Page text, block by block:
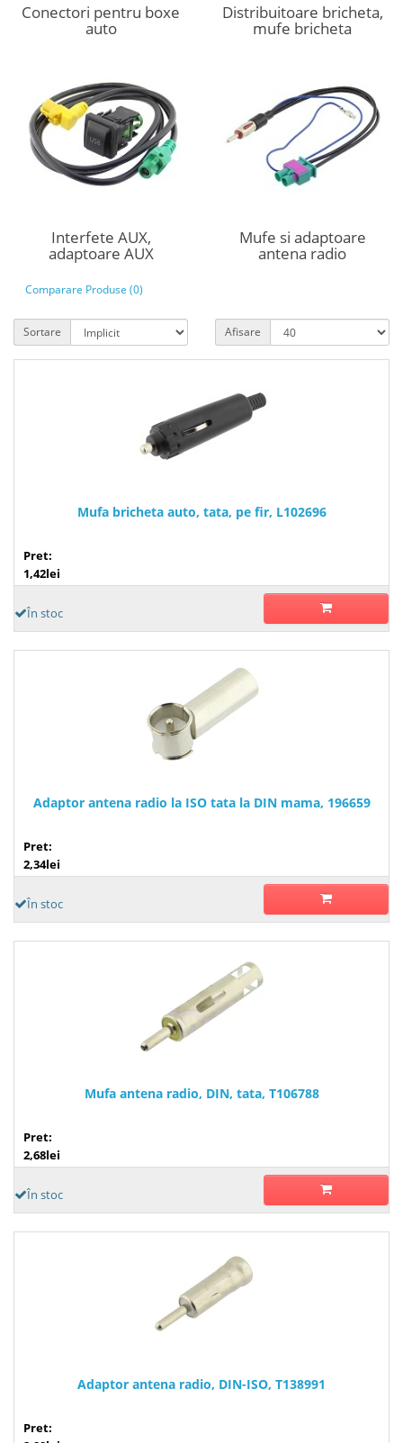
Conectori pentru boxe
auto
Distribuitoare bricheta,
mufe bricheta
Interfete AUX,
adaptoare AUX
Mufe si adaptoare
antena radio
Comparare Produse (0)
Sortare Afisare
Mufa bricheta auto, tata, pe fir, L102696
Pret:
1,42lei
În stoc
Adaptor antena radio la ISO tata la DIN mama, 196659
Pret:
2,34lei
În stoc
Mufa antena radio, DIN, tata, T106788
Pret:
2,68lei
În stoc
Adaptor antena radio, DIN-ISO, T138991
Pret: